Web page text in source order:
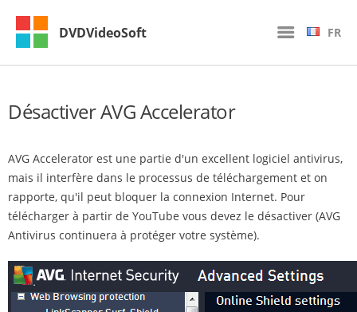
DVDVideoSoft FR
Désactiver AVG Accelerator
AVG Accelerator est une partie d'un excellent logiciel antivirus,
mais il interfère dans le processus de téléchargement et on
rapporte, qu'il peut bloquer la connexion Internet. Pour
télécharger à partir de YouTube vous devez le désactiver (AVG
Antivirus continuera à protéger votre système).